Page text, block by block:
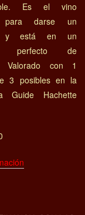
Es el vino
para darse un
y está en un
perfecto de
Valorado con 1
3 posibles en la
Guide Hachette